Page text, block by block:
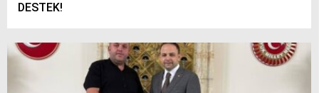
DESTEK!